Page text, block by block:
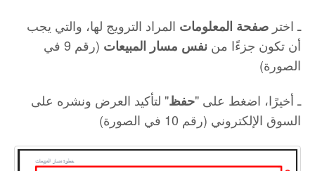
ـ اختر صفحة المعلومات المراد الترويج لها، والتي يجب
أن تكون جزءًا من نفس مسار المبيعات
(رقم 9 في
الصورة)
ـ أخيرًا، اضغط على "حفظ" لتأكيد العرض ونشره على
السوق الإلكتروني (رقم 10 في الصورة)